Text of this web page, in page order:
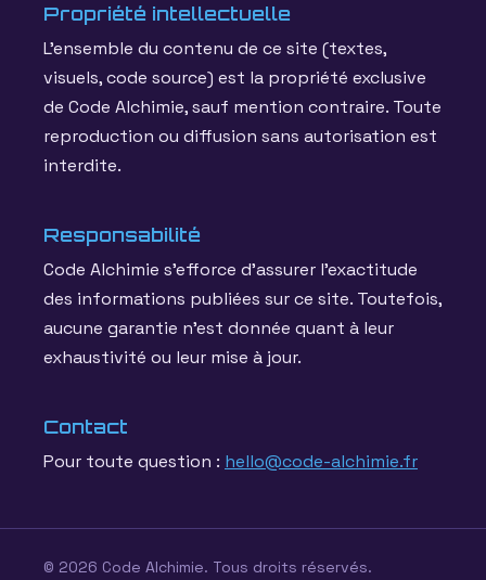
Propriété intellectuelle
L'ensemble du contenu de ce site (textes,
visuels, code source) est la propriété exclusive
de Code Alchimie, sauf mention contraire. Toute
reproduction ou diffusion sans autorisation est
interdite.
Responsabilité
Code Alchimie s'efforce d'assurer l'exactitude
des informations publiées sur ce site. Toutefois,
aucune garantie n'est donnée quant à leur
exhaustivité ou leur mise à jour.
Contact
Pour toute question : hello@code-alchimie.fr
© 2026 Code Alchimie. Tous droits réservés.